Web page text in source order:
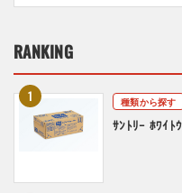
RANKING
種類から探す
ｻﾝﾄﾘｰ ﾎﾜｲﾄ